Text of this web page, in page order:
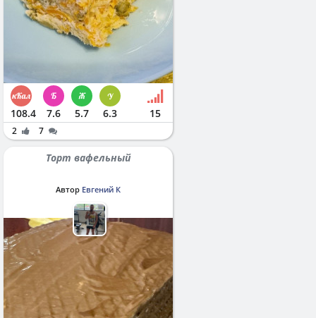
108.4 7.6 5.7 6.3 15
2 7
Торт вафельный
Автор Евгений К